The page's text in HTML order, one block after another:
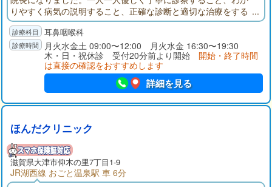
りやすく病気の説明すること、正確な診断と適切な治療をする
こと、これらの事を心がけて診療させていただいています。ア
レルギー性鼻炎の手術（アルゴンプラズマ療法）、無呼吸時無
呼吸症候群、補聴器など、ご相談ください。
耳鼻咽喉科
月火水金土 09:00〜12:00 月火水金 16:30〜19:30
木・日・祝休診 受付20分前より開始 開始・終了時間
は直接の確認をおすすめします
詳細を見る
ほんだクリニック
滋賀県大津市仰木の里7丁目1-9
JR湖西線 おごと温泉駅 車 6分